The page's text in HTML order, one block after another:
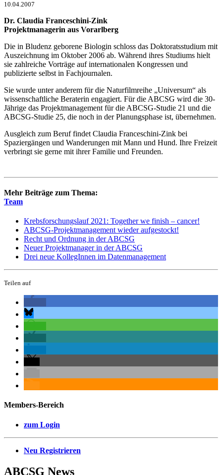
10.04.2007
Dr. Claudia Franceschini-Zink
Projektmanagerin aus Vorarlberg
Die in Bludenz geborene Biologin schloss das Doktoratsstudium mit
Auszeichnung im Oktober 2006 ab. Während ihres Studiums hielt
sie zahlreiche Vorträge auf internationalen Kongressen und
publizierte selbst in Fachjournalen.
Sie wurde unter anderem für die Naturfilmreihe „Universum“ als
wissenschaftliche Beraterin engagiert. Für die ABCSG wird die 30-
Jährige das Projektmanagement für die ABCSG-Studie 21 und die
ABCSG-Studie 25, die noch in der Planungsphase ist, übernehmen.
Ausgleich zum Beruf findet Claudia Franceschini-Zink bei
Spaziergängen und Wanderungen mit Mann und Hund. Ihre Freizeit
verbringt sie gerne mit ihrer Familie und Freunden.
Mehr Beiträge zum Thema:
Team
Krebsforschungslauf 2021: Together we finish – cancer!
ABCSG-Projektmanagement wieder aufgestockt!
Recht und Ordnung in der ABCSG
Neuer Projektmanager in der ABCSG
Drei neue KollegInnen im Datenmanagement
Teilen auf
Members-Bereich
zum Login
Neu Registrieren
ABCSG News